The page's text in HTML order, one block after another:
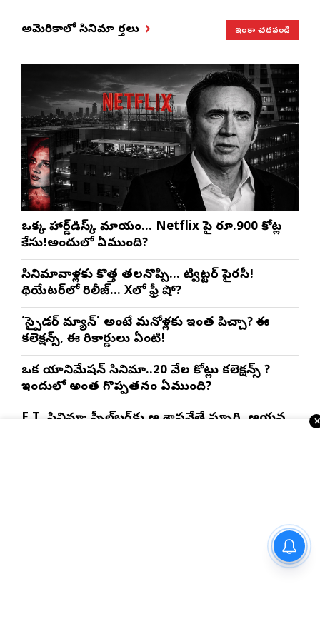
అమెరికాలో సినిమా వార్తలు ఇంకా చదవండి
ఒక్క హార్డ్‌డిస్క్ మాయం… Netflix పై రూ.900 కోట్ల
కేసు!అందులో ఏముంది?
సినిమావాళ్లకు కొత్త తలనొప్పి… ట్విట్టర్ పైరసీ!
థియేటర్‌లో రిలీజ్… Xలో ఫ్రీ షో?
‘స్పైడర్ మ్యాన్’ అంటే మనోళ్లకు ఇంత పిచ్చా? ఈ
కలెక్షన్స్, ఈ రికార్డులు ఏంటి!
ఒక యానిమేషన్ సినిమా..20 వేల కోట్లు కలెక్షన్స్ ?
ఇందులో అంత గొప్పతనం ఏముంది?
E.T. సినిమా: స్పీల్‌బర్గ్‌కు ఆ శాస్త్రవేత్తే స్ఫూర్తి. ఆయన